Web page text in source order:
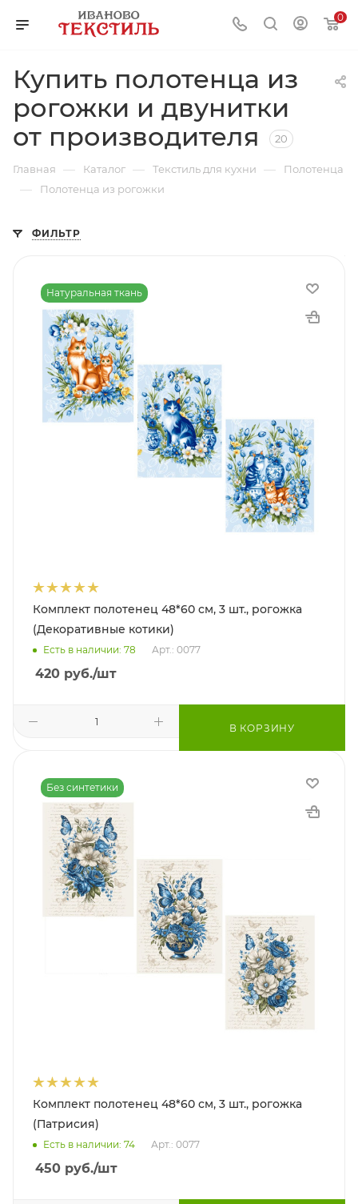
0
Купить полотенца из
рогожки и двунитки
от производителя
20
Главная — Каталог — Текстиль для кухни — Полотенца
— Полотенца из рогожки
ФИЛЬТР
Натуральная ткань
Комплект полотенец 48*60 см, 3 шт., рогожка
(Декоративные котики)
Есть в наличии: 78 Арт.: 0077
420 руб./шт
В КОРЗИНУ
Без синтетики
Комплект полотенец 48*60 см, 3 шт., рогожка
(Патрисия)
Есть в наличии: 74 Арт.: 0077
450 руб./шт